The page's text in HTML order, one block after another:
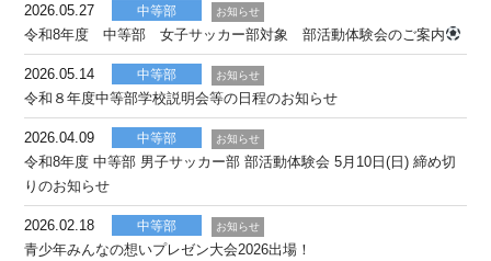
2026.05.27 中等部 お知らせ
令和8年度 中等部 女子サッカー部対象 部活動体験会のご案内
2026.05.14 中等部 お知らせ
令和８年度中等部学校説明会等の日程のお知らせ
2026.04.09 中等部 お知らせ
令和8年度 中等部 男子サッカー部 部活動体験会 5月10日(日) 締め切
りのお知らせ
2026.02.18 中等部 お知らせ
青少年みんなの想いプレゼン大会2026出場！